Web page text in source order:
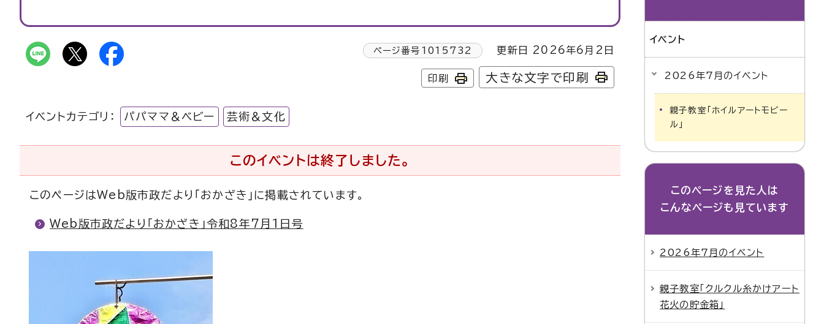
ページ番号 1015732 更新日 2026年6月2日
印刷 大きな文字で印刷
イベントカテゴリ： パパママ＆ベビー 芸術＆文化
このイベントは終了しました。
このページはWeb版市政だより「おかざき」に掲載されています。
Web版市政だより「おかざき」令和8年7月1日号
イベント
2026年7月のイベント
親子教室「ホイルアートモビー
ル」
このページを見た人は
こんなページも見ています
2026年7月のイベント
親子教室「クルクル糸かけアート
花火の貯金箱」